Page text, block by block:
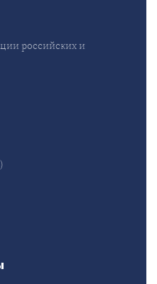
российских и